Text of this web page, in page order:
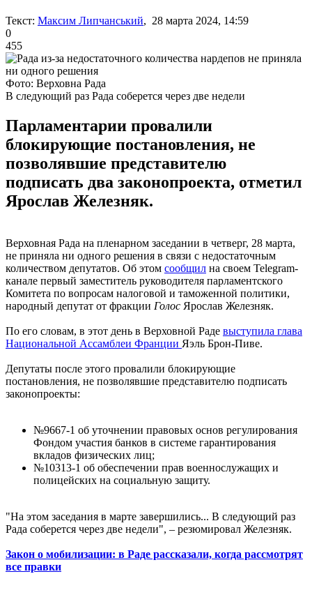
Текст: Максим Липчанський, 28 марта 2024, 14:59
0
455
Фото: Верховна Рада
В следующий раз Рада соберется через две недели
Парламентарии провалили
блокирующие постановления, не
позволявшие представителю
подписать два законопроекта, отметил
Ярослав Железняк.
Верховная Рада на пленарном заседании в четверг, 28 марта,
не приняла ни одного решения в связи с недостаточным
количеством депутатов. Об этом сообщил на своем Telegram-
канале первый заместитель руководителя парламентского
Комитета по вопросам налоговой и таможенной политики,
народный депутат от фракции Голос Ярослав Железняк.
По его словам, в этот день в Верховной Раде выступила глава
Национальной Ассамблеи Франции Яэль Брон-Пиве.
Депутаты после этого провалили блокирующие
постановления, не позволявшие представителю подписать
законопроекты:
№9667-1 об уточнении правовых основ регулирования
Фондом участия банков в системе гарантирования
вкладов физических лиц;
№10313-1 об обеспечении прав военнослужащих и
полицейских на социальную защиту.
"На этом заседания в марте завершились... В следующий раз
Рада соберется через две недели", – резюмировал Железняк.
Закон о мобилизации: в Раде рассказали, когда рассмотрят
все правки